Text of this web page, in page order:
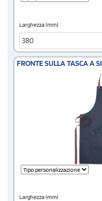
Larghezza (mm)
FRONTE SULLA TASCA A
Larghezza (mm)